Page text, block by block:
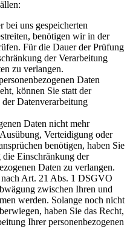
uns gespeicherten
benötigen wir in der
Für die Dauer der Prüfung
der Verarbeitung
zu verlangen.
Daten
können Sie statt der
Datenverarbeitung
Daten nicht mehr
Verteidigung oder
benötigen, haben Sie
die Einschränkung der
Daten zu verlangen.
Art. 21 Abs. 1 DSGVO
zwischen Ihren und
werden. Solange noch nicht
haben Sie das Recht,
Ihrer personenbezogenen